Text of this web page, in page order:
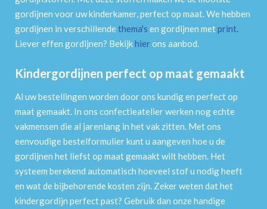
gordijnen voor uw kinderkamer, perfect op maat. We hebben
gordijnen in verschillendethema's en gordijnen metprint.
Liever effen gordijnen? Bekijkhierons aanbod.
Kindergordijnen perfect op maat gemaakt
Al uw bestellingen worden door ons kundig en perfect op
maat gemaakt. In ons confectieatelier werken nog echte
vakmensen die al jarenlang in het vak zitten. Met ons
eenvoudige bestelformulier kunt u aangeven hoe u de
gordijnen het liefst op maat gemaakt wilt hebben. Het
systeem berekend automatisch hoeveel stof u nodig heeft
en wat de bijbehorende kosten zijn. Zeker weten dat het
kindergordijn perfect past? Gebruik dan onze handige